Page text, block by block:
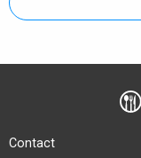
Contact